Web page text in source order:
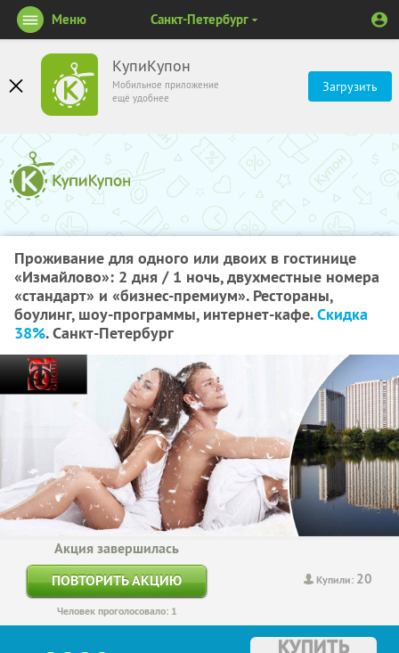
КупиКупон
Мобильное приложение
ещё удобнее
Загрузить
Меню Санкт-Петербург
Проживание для одного или двоих в гостинице
«Измайлово»: 2 дня / 1 ночь, двухместные номера
«стандарт» и «бизнес-премиум». Рестораны,
боулинг, шоу-программы, интернет-кафе.Скидка
38%. Санкт-Петербург
Купили: 20
Акция завершилась
ПОВТОРИТЬ АКЦИЮ
Человек проголосовало: 1
КУПИТЬ